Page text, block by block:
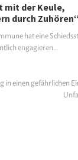
mit der Keule,
durch Zuhören“
hat eine
engagieren…
in einen gefährlichen